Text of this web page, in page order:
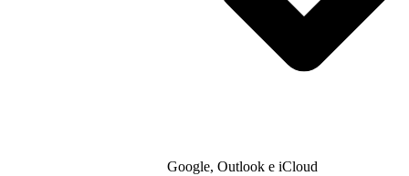
Google, Outlook e iCloud